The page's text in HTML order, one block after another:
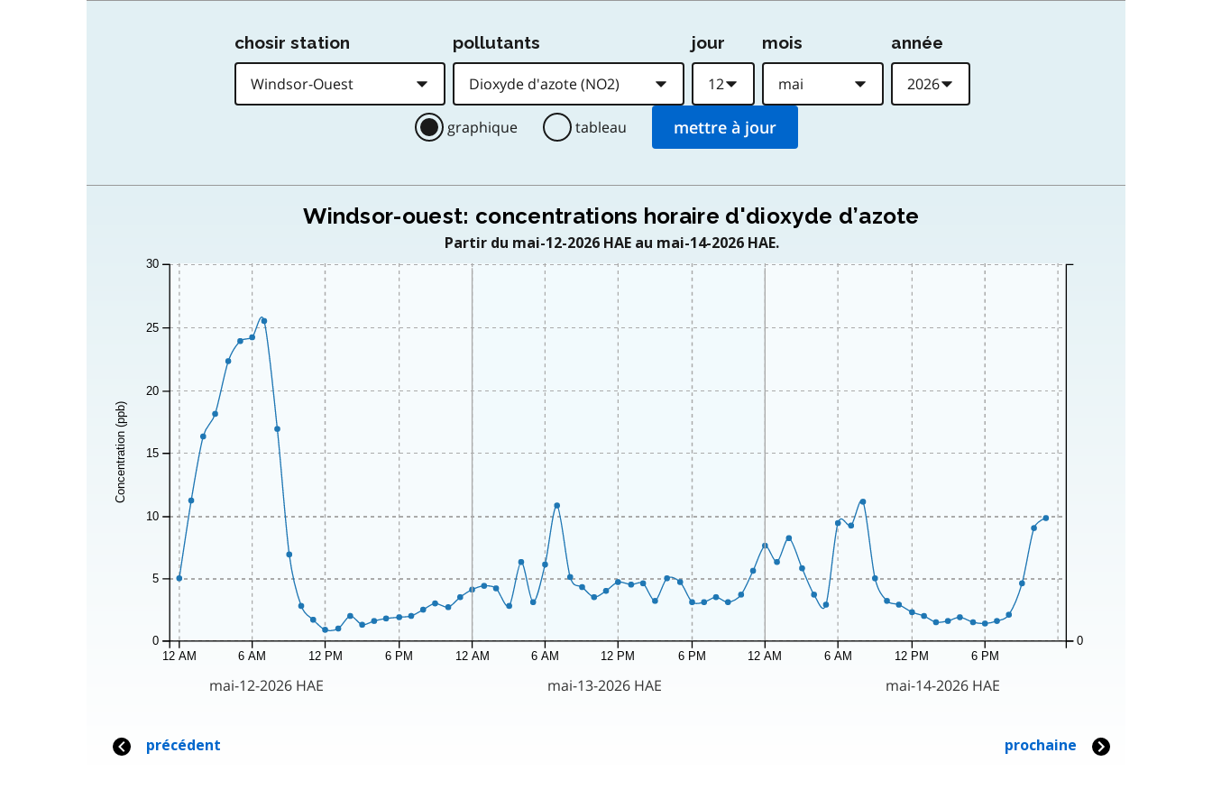
chosir station pollutants jour mois année
graphique tableau
Windsor-ouest: concentrations horaire d'dioxyde d’azote
Partir du mai-12-2026 HAE au mai-14-2026 HAE.
12 AM 6 AM 12 PM 6 PM 12 AM 6 AM 12 PM 6 PM 12 AM 6 AM 12 PM 6 PM
Concentration (ppb)
0
5
10
15
20
25
30
0
mai-12-2026 HAE mai-13-2026 HAE mai-14-2026 HAE
précédent prochaine